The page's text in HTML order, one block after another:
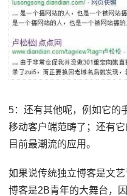
5：还有其他呢，例如它的
移动客户端范畴了；还有
目前最潮流的应用。
如果说传统独立博客是文
博客是2B青年的大舞台，